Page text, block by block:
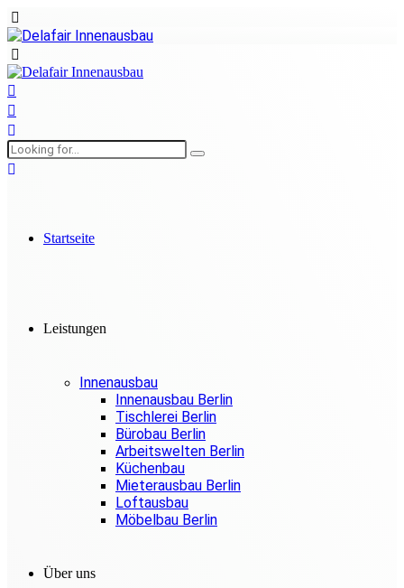
Startseite
Leistungen
Innenausbau
Innenausbau Berlin
Tischlerei Berlin
Bürobau Berlin
Arbeitswelten Berlin
Küchenbau
Mieterausbau Berlin
Loftausbau
Möbelbau Berlin
Über uns